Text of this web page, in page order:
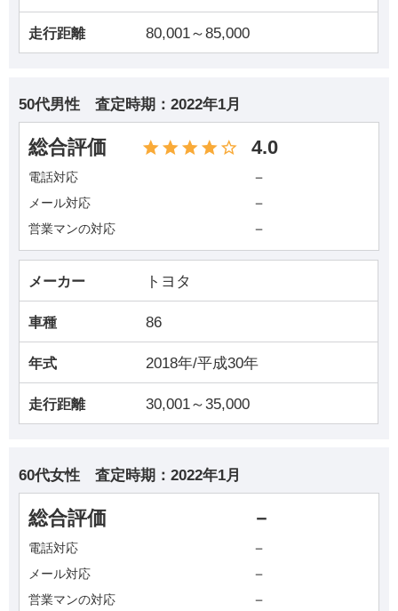
走行距離 80,001～85,000
50代男性 査定時期： 2022年1月
総合評価 4.0
電話対応 －
メール対応 －
営業マンの対応 －
メーカー トヨタ
車種 86
年式 2018年/平成30年
走行距離 30,001～35,000
60代女性 査定時期： 2022年1月
総合評価 －
電話対応 －
メール対応 －
営業マンの対応 －